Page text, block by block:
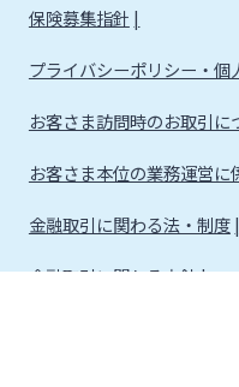
保険募集指針
プライバシーポリシー・個
お客さま訪問時のお取引に
お客さま本位の業務運営に
金融取引に関わる法・制度
金融取引に関わる方針